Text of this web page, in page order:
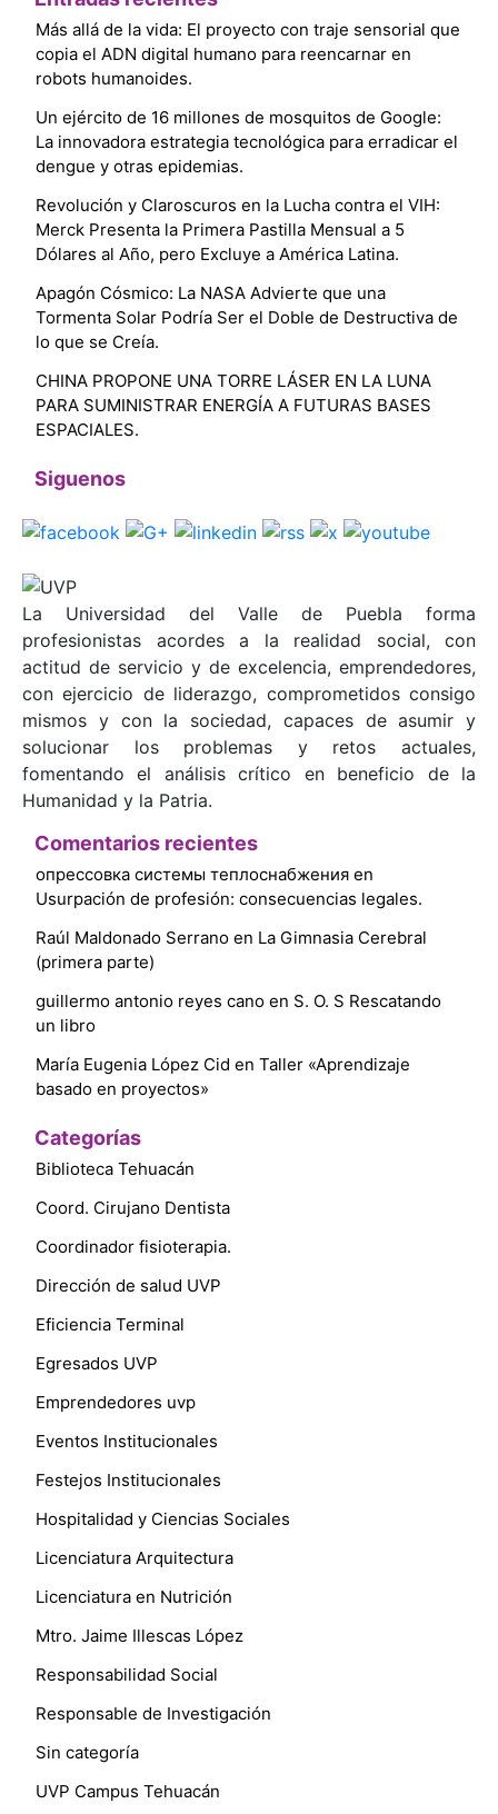
Más allá de la vida: El proyecto con traje sensorial que
copia el ADN digital humano para reencarnar en
robots humanoides.
Un ejército de 16 millones de mosquitos de Google:
La innovadora estrategia tecnológica para erradicar el
dengue y otras epidemias.
Revolución y Claroscuros en la Lucha contra el VIH:
Merck Presenta la Primera Pastilla Mensual a 5
Dólares al Año, pero Excluye a América Latina.
Apagón Cósmico: La NASA Advierte que una
Tormenta Solar Podría Ser el Doble de Destructiva de
lo que se Creía.
CHINA PROPONE UNA TORRE LÁSER EN LA LUNA
PARA SUMINISTRAR ENERGÍA A FUTURAS BASES
ESPACIALES.
Siguenos
La Universidad del Valle de Puebla forma
profesionistas acordes a la realidad social, con
actitud de servicio y de excelencia, emprendedores,
con ejercicio de liderazgo, comprometidos consigo
mismos y con la sociedad, capaces de asumir y
solucionar los problemas y retos actuales,
fomentando el análisis crítico en beneficio de la
Humanidad y la Patria.
Comentarios recientes
опрессовка системы теплоснабжения en
Usurpación de profesión: consecuencias legales.
Raúl Maldonado Serrano en La Gimnasia Cerebral
(primera parte)
guillermo antonio reyes cano en S. O. S Rescatando
un libro
María Eugenia López Cid en Taller «Aprendizaje
basado en proyectos»
Categorías
Biblioteca Tehuacán
Coord. Cirujano Dentista
Coordinador fisioterapia.
Dirección de salud UVP
Eficiencia Terminal
Egresados UVP
Emprendedores uvp
Eventos Institucionales
Festejos Institucionales
Hospitalidad y Ciencias Sociales
Licenciatura Arquitectura
Licenciatura en Nutrición
Mtro. Jaime Illescas López
Responsabilidad Social
Responsable de Investigación
Sin categoría
UVP Campus Tehuacán